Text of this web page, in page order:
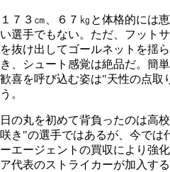
１７３㎝、６７㎏と体格的には
い選手でもない。ただ、フット
を抜け出してゴールネットを揺
き、シュート感覚は絶品だ。簡
歓喜を呼び込む姿は"天性の点取
う。
日の丸を初めて背負ったのは高
咲き"の選手ではあるが、今では
ーエージェントの買収により強
ア代表のストライカーが加入す